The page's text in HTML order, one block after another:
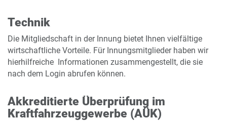
Technik
Die Mitgliedschaft in der Innung bietet Ihnen vielfältige
wirtschaftliche Vorteile. Für Innungsmitglieder haben wir
hierhilfreiche Informationen zusammengestellt, die sie
nach dem Login abrufen können.
Akkreditierte Überprüfung im
Kraftfahrzeuggewerbe (AÜK)